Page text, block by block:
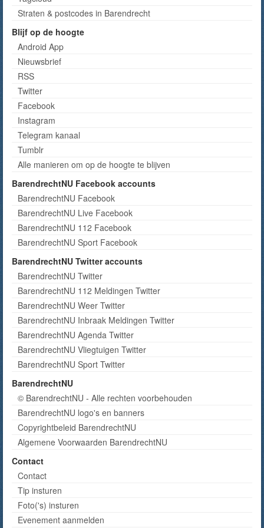
Straten & postcodes in Barendrecht
Blijf op de hoogte
Android App
Nieuwsbrief
RSS
Twitter
Facebook
Instagram
Telegram kanaal
Tumblr
Alle manieren om op de hoogte te blijven
BarendrechtNU Facebook accounts
BarendrechtNU Facebook
BarendrechtNU Live Facebook
BarendrechtNU 112 Facebook
BarendrechtNU Sport Facebook
BarendrechtNU Twitter accounts
BarendrechtNU Twitter
BarendrechtNU 112 Meldingen Twitter
BarendrechtNU Weer Twitter
BarendrechtNU Inbraak Meldingen Twitter
BarendrechtNU Agenda Twitter
BarendrechtNU Vliegtuigen Twitter
BarendrechtNU Sport Twitter
BarendrechtNU
© BarendrechtNU - Alle rechten voorbehouden
BarendrechtNU logo's en banners
Copyrightbeleid BarendrechtNU
Algemene Voorwaarden BarendrechtNU
Contact
Contact
Tip insturen
Foto('s) insturen
Evenement aanmelden